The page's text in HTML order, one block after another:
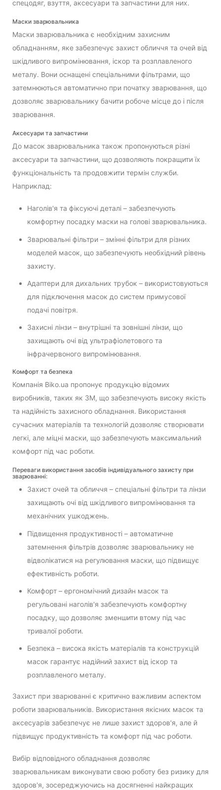
спецодяг, взуття, аксесуари та запчастини для них.
Маски зварювальника
Маски зварювальника є необхідним захисним
обладнанням, яке забезпечує захист обличчя та очей від
шкідливого випромінювання, іскор та розплавленого
металу. Вони оснащені спеціальними фільтрами, що
затемнюються автоматично при початку зварювання, що
дозволяє зварювальнику бачити робоче місце до і після
зварювання.
Аксесуари та запчастини
До масок зварювальника також пропонуються різні
аксесуари та запчастини, що дозволяють покращити їх
функціональність та продовжити термін служби.
Наприклад:
Наголів'я та фіксуючі деталі – забезпечують
комфортну посадку маски на голові зварювальника.
Зварювальні фільтри – змінні фільтри для різних
моделей масок, що забезпечують необхідний рівень
захисту.
Адаптери для дихальних трубок – використовуються
для підключення масок до систем примусової
подачі повітря.
Захисні лінзи – внутрішні та зовнішні лінзи, що
захищають очі від ультрафіолетового та
інфрачервоного випромінювання.
Комфорт та безпека
Компанія Biko.ua пропонує продукцію відомих
виробників, таких як 3M, що забезпечують високу якість
та надійність захисного обладнання. Використання
сучасних матеріалів та технологій дозволяє створювати
легкі, але міцні маски, що забезпечують максимальний
комфорт під час роботи.
Переваги використання засобів індивідуального захисту при
зварюванні:
Захист очей та обличчя – спеціальні фільтри та лінзи
захищають очі від шкідливого випромінювання та
механічних ушкоджень.
Підвищення продуктивності – автоматичне
затемнення фільтрів дозволяє зварювальнику не
відволікатися на регулювання маски, що підвищує
ефективність роботи.
Комфорт – ергономічний дизайн масок та
регульовані наголів'я забезпечують комфортну
посадку, що дозволяє зменшити втому під час
тривалої роботи.
Безпека – висока якість матеріалів та конструкцій
масок гарантує надійний захист від іскор та
розплавленого металу.
Захист при зварюванні є критично важливим аспектом
роботи зварювальників. Використання якісних масок та
аксесуарів забезпечує не лише захист здоров'я, але й
підвищує продуктивність та комфорт під час роботи.
Вибір відповідного обладнання дозволяє
зварювальникам виконувати свою роботу без ризику для
здоров'я, зосереджуючись на досягненні найкращих